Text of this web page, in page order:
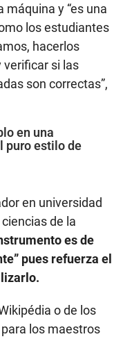
máquina y “es una
los estudiantes
hacerlos
verificar si las
son correctas”,
en una
puro estilo de
en universidad
de la
es de
pues refuerza el
o de los
los maestros